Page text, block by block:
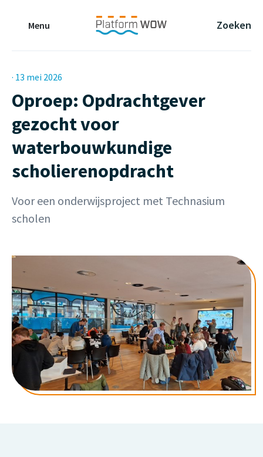
Menu
Zoeken
· 13 mei 2026
Oproep: Opdrachtgever
gezocht voor
waterbouwkundige
scholierenopdracht
Voor een onderwijsproject met Technasium
scholen